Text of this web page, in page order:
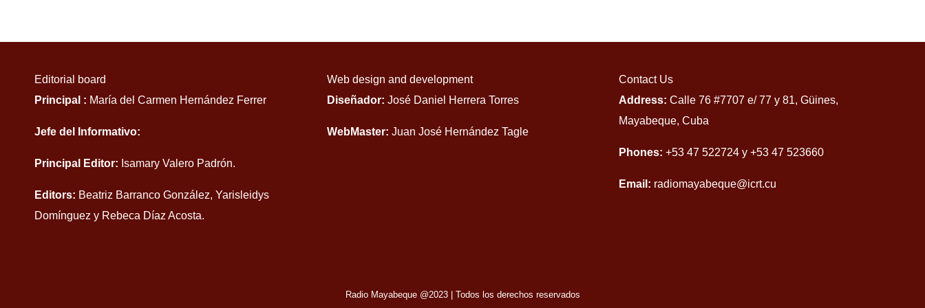
Editorial board
Principal : María del Carmen Hernández Ferrer
Jefe del Informativo:
Principal Editor: Isamary Valero Padrón.
Editors: Beatriz Barranco González, Yarisleidys
Domínguez y Rebeca Díaz Acosta.
Web design and development
Diseñador: José Daniel Herrera Torres
WebMaster: Juan José Hernández Tagle
Contact Us
Address: Calle 76 #7707 e/ 77 y 81, Güines,
Mayabeque, Cuba
Phones: +53 47 522724 y +53 47 523660
Email: radiomayabeque@icrt.cu
Radio Mayabeque @2023 Todos los derechos reservados